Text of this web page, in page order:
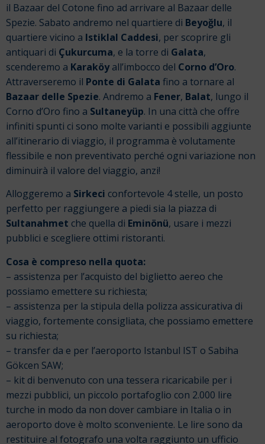
il Bazaar del Cotone fino ad arrivare al Bazaar delle
Spezie. Sabato andremo nel quartiere di Beyoğlu, il
quartiere vicino a Istiklal Caddesi, per scoprire gli
antiquari di Çukurcuma, e la torre di Galata,
scenderemo a Karaköyall’imbocco del Corno d’Oro.
Attraverseremo il Ponte di Galata fino a tornare al
Bazaar delle Spezie. Andremo a Fener, Balat, lungo il
Corno d’Oro fino a Sultaneyüp. In una città che offre
infiniti spunti ci sono molte varianti e possibili aggiunte
all’itinerario di viaggio, il programma è volutamente
flessibile e non preventivato perché ogni variazione non
diminuirà il valore del viaggio, anzi!
Alloggeremo a Sirkeci confortevole 4 stelle, un posto
perfetto per raggiungere a piedi sia la piazza di
Sultanahmet che quella di Eminönü, usare i mezzi
pubblici e scegliere ottimi ristoranti.
Cosa è compreso nella quota:
– assistenza per l’acquisto del biglietto aereo che
possiamo emettere su richiesta;
– assistenza per la stipula della polizza assicurativa di
viaggio, fortemente consigliata, che possiamo emettere
su richiesta;
– transfer da e per l’aeroporto Istanbul IST o Sabiha
Gökcen SAW;
– kit di benvenuto con una tessera ricaricabile per i
mezzi pubblici, un piccolo portafoglio con 2.000 lire
turche in modo da non dover cambiare in Italia o in
aeroporto dove è molto sconveniente. Le lire sono da
restituire al fotografo una volta raggiunto un ufficio